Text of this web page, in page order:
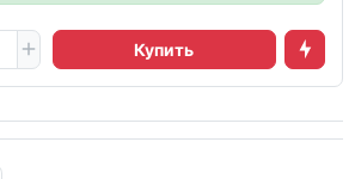
Купить